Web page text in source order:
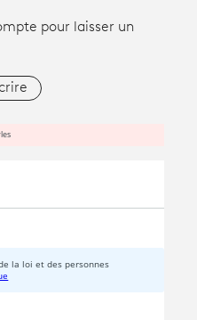
pour laisser un